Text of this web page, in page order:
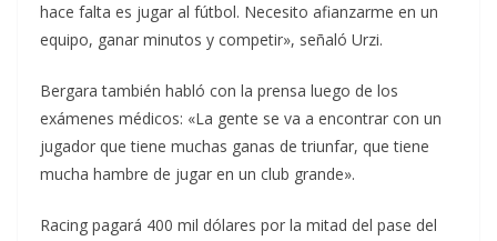
hace falta es jugar al fútbol. Necesito afianzarme en un
equipo, ganar minutos y competir», señaló Urzi.
Bergara también habló con la prensa luego de los
exámenes médicos: «La gente se va a encontrar con un
jugador que tiene muchas ganas de triunfar, que tiene
mucha hambre de jugar en un club grande».
Racing pagará 400 mil dólares por la mitad del pase del